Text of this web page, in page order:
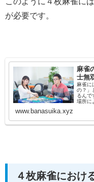
が必要です。
麻雀
士無
麻雀に
の？」
るんで
場所に
www.banasuika.xyz
４枚麻雀におけ